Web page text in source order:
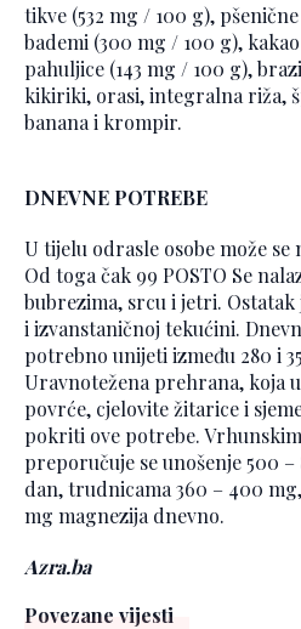
tikve (532 mg / 100 g),
bademi (300 mg / 100 g),
pahuljice (143 mg / 100 g),
kikiriki, orasi, integralna riža,
banana i krompir.
DNEVNE POTREBE
U tijelu odrasle osobe može se
Od toga čak 99 POSTO Se
bubrezima, srcu i jetri.
i izvanstaničnoj tekućini.
potrebno unijeti između 280 i
Uravnotežena prehrana, koja
povrće, cjelovite žitarice i
pokriti ove potrebe.
preporučuje se unošenje 500
dan, trudnicama 360 – 400
mg magnezija dnevno.
Azra.ba
Povezane vijesti